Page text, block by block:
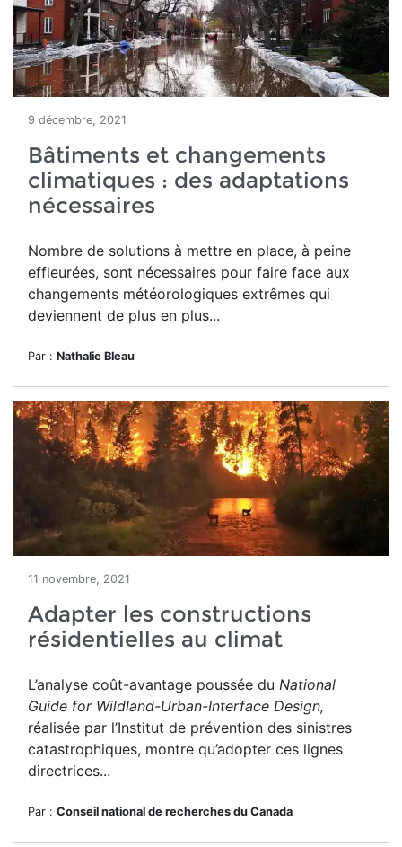
9 décembre, 2021
Bâtiments et changements
climatiques : des adaptations
nécessaires
Nombre de solutions à mettre en place, à peine
effleurées, sont nécessaires pour faire face aux
changements météorologiques extrêmes qui
deviennent de plus en plus...
Par : Nathalie Bleau
11 novembre, 2021
Adapter les constructions
résidentielles au climat
L’analyse coût-avantage poussée du National
Guide for Wildland-Urban-Interface Design,
réalisée par l’Institut de prévention des sinistres
catastrophiques, montre qu’adopter ces lignes
directrices...
Par : Conseil national de recherches du Canada